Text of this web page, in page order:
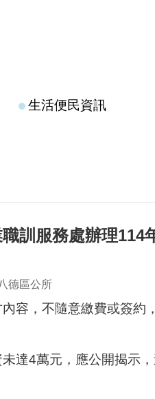
生活便民資訊
訓服務處辦理114
德區公所
容，不隨意繳費或簽約
達4萬元，應公開揭示